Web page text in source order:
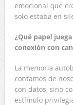
emocional que
solo estaba en
¿Qué papel
conexión con
La memoria
contamos de
con datos, sino
estímulo